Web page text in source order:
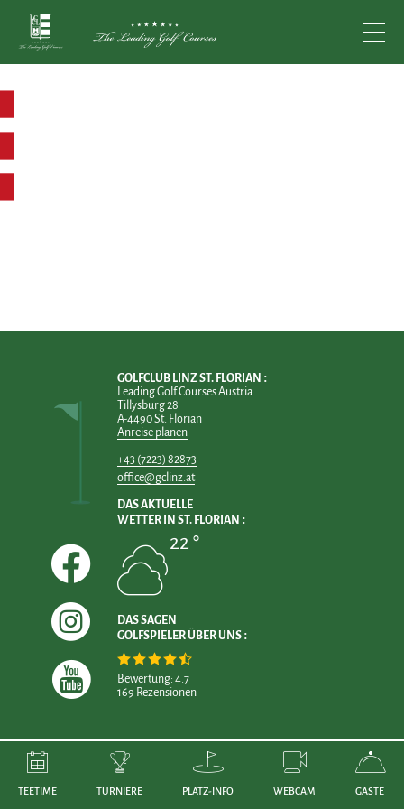
TEETIME TURNIERE PLATZ-INFO WEBCAM GÄSTE
GOLFCLUB LINZ ST. FLORIAN
Leading Golf Courses Austria
Tillysburg 28
A-4490 St. Florian
Anreise planen
+43 (7223) 82873
office@gclinz.at
DAS AKTUELLE
WETTER IN ST. FLORIAN
22 °
DAS SAGEN
GOLFSPIELER ÜBER UNS
Bewertung: 4.7
169 Rezensionen